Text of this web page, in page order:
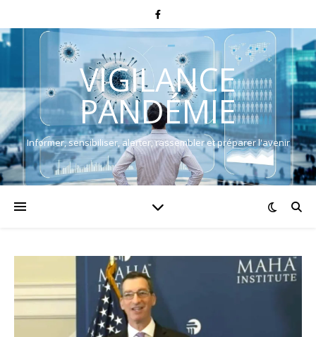
VIGILANCE
PANDÉMIE
Informer, sensibiliser, alerter, rassembler et préparer l'avenir